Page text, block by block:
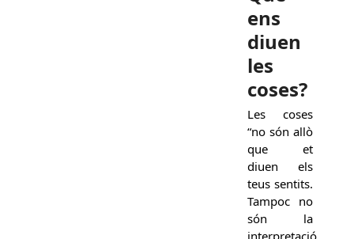
ens
diuen
les
coses?
Les coses
“no són allò
que et
diuen els
teus sentits.
Tampoc no
són la